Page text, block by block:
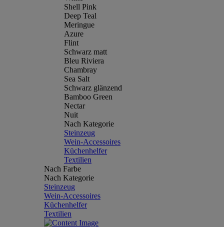
Shell Pink
Deep Teal
Meringue
Azure
Flint
Schwarz matt
Bleu Riviera
Chambray
Sea Salt
Schwarz glänzend
Bamboo Green
Nectar
Nuit
Nach Kategorie
Steinzeug
Wein-Accessoires
Küchenhelfer
Textilien
Nach Farbe
Nach Kategorie
Steinzeug
Wein-Accessoires
Küchenhelfer
Textilien